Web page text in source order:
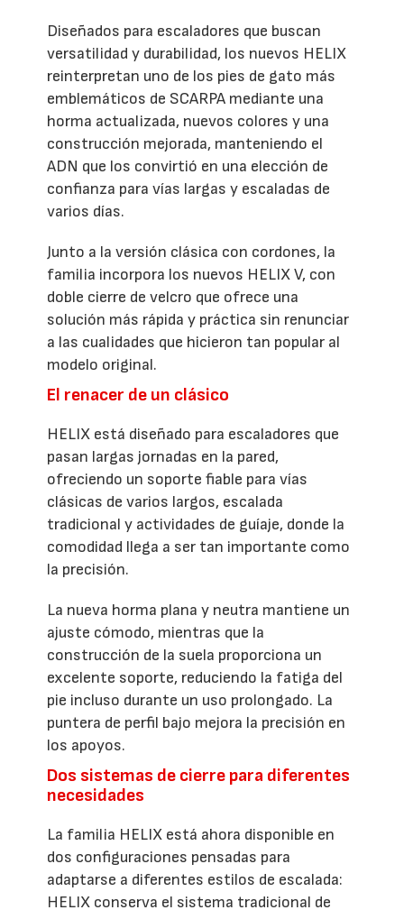
Diseñados para escaladores que buscan
versatilidad y durabilidad, los nuevos HELIX
reinterpretan uno de los pies de gato más
emblemáticos de SCARPA mediante una
horma actualizada, nuevos colores y una
construcción mejorada, manteniendo el
ADN que los convirtió en una elección de
confianza para vías largas y escaladas de
varios días.
Junto a la versión clásica con cordones, la
familia incorpora los nuevos HELIX V, con
doble cierre de velcro que ofrece una
solución más rápida y práctica sin renunciar
a las cualidades que hicieron tan popular al
modelo original.
El renacer de un clásico
HELIX está diseñado para escaladores que
pasan largas jornadas en la pared,
ofreciendo un soporte fiable para vías
clásicas de varios largos, escalada
tradicional y actividades de guíaje, donde la
comodidad llega a ser tan importante como
la precisión.
La nueva horma plana y neutra mantiene un
ajuste cómodo, mientras que la
construcción de la suela proporciona un
excelente soporte, reduciendo la fatiga del
pie incluso durante un uso prolongado. La
puntera de perfil bajo mejora la precisión en
los apoyos.
Dos sistemas de cierre para diferentes
necesidades
La familia HELIX está ahora disponible en
dos configuraciones pensadas para
adaptarse a diferentes estilos de escalada:
HELIX conserva el sistema tradicional de